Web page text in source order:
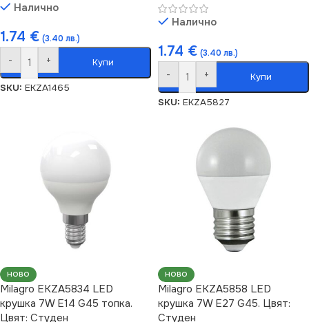
Налично
1.74 € (3.40 лв.)
- + Купи
SKU: EKZA1465
Налично
1.74 € (3.40 лв.)
- + Купи
SKU: EKZA5827
НОВО
Milagro EKZA5834 LED
крушка 7W E14 G45 топка.
Цвят: Студен
НОВО
Milagro EKZA5858 LED
крушка 7W E27 G45. Цвят:
Студен